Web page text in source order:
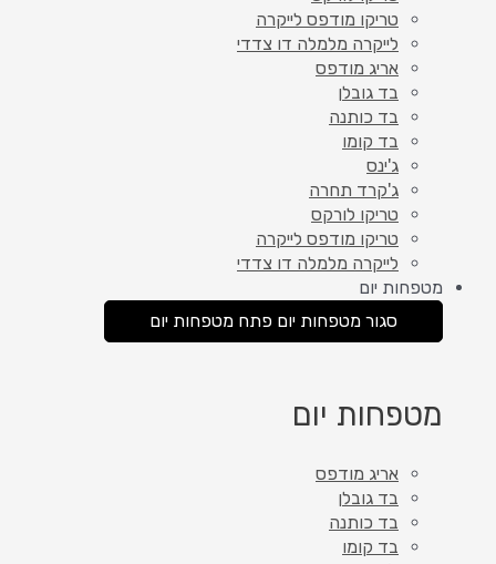
טריקו מודפס לייקרה
לייקרה מלמלה דו צדדי
אריג מודפס
בד גובלן
בד כותנה
בד קומו
ג'ינס
ג'קרד תחרה
טריקו לורקס
טריקו מודפס לייקרה
לייקרה מלמלה דו צדדי
מטפחות יום
סגור מטפחות יום פתח מטפחות יום
מטפחות יום
אריג מודפס
בד גובלן
בד כותנה
בד קומו